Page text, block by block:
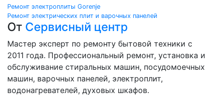
Навигация
по
записям
Ремонт электроплиты Gorenje
Ремонт электрических плит и варочных панелей
От Сервисный центр
Мастер эксперт по ремонту бытовой техники с
2011 года. Профессиональный ремонт, установка и
обслуживание стиральных машин, посудомоечных
машин, варочных панелей, электроплит,
водонагревателей, духовых шкафов.